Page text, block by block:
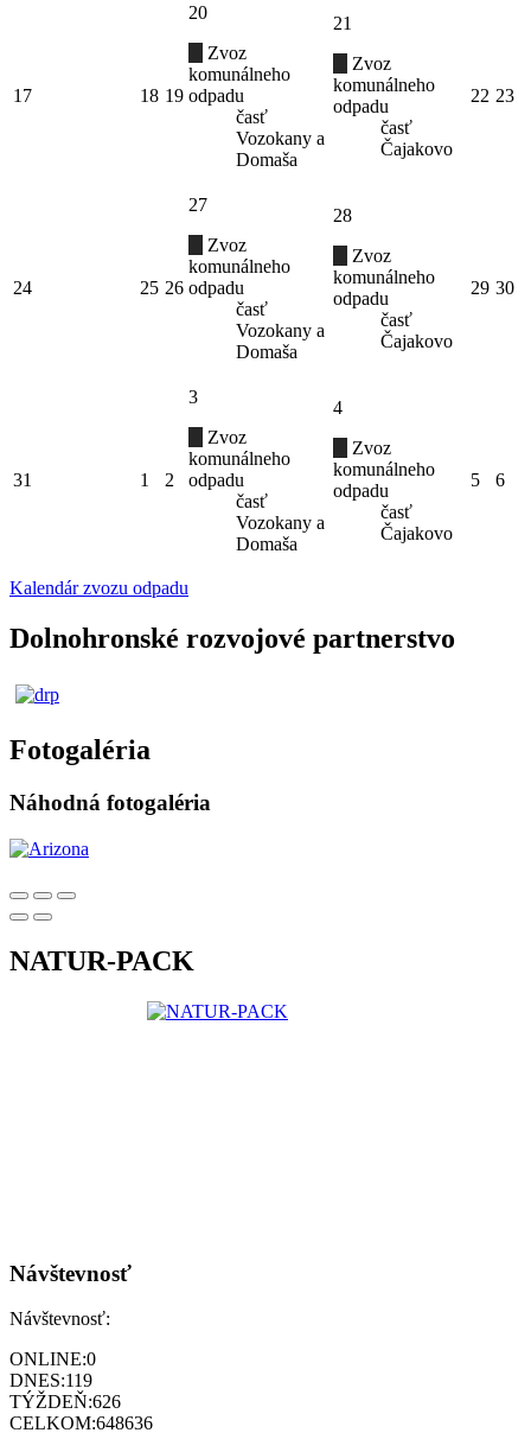
17 18 19
20
Zvoz
komunálneho
odpadu
časť
Vozokany a
Domaša
21
Zvoz
komunálneho
odpadu
časť
Čajakovo
22 23
24 25 26
27
Zvoz
komunálneho
odpadu
časť
Vozokany a
Domaša
28
Zvoz
komunálneho
odpadu
časť
Čajakovo
29 30
31 1 2
3
Zvoz
komunálneho
odpadu
časť
Vozokany a
Domaša
4
Zvoz
komunálneho
odpadu
časť
Čajakovo
5 6
Kalendár zvozu odpadu
Dolnohronské rozvojové partnerstvo
Fotogaléria
Náhodná fotogaléria
NATUR-PACK
Návštevnosť
Návštevnosť:
ONLINE:0
DNES:119
TÝŽDEŇ:626
CELKOM:648636